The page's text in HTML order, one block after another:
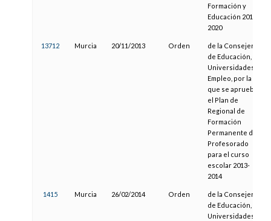
Formación y
Educación 2014-
2020
13712 Murcia 20/11/2013 Orden
de la Consejería
de Educación,
Universidades y
Empleo, por la
que se aprueba
el Plan de
Regional de
Formación
Permanente del
Profesorado
para el curso
escolar 2013-
2014
1415 Murcia 26/02/2014 Orden
de la Consejería
de Educación,
Universidades y